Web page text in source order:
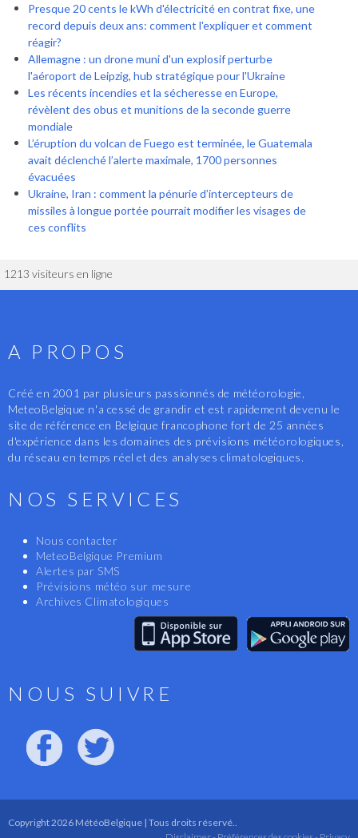
Presque 20 cents le kWh d'électricité en contrat fixe, une
record depuis deux ans: comment l'expliquer et comment
réagir?
Allemagne : un drone muni d'un explosif perturbe
l'aéroport de Leipzig, hub stratégique pour l'Ukraine
Les récents incendies et la sécheresse en Europe,
révèlent des obus et munitions de la seconde guerre
mondiale
L’éruption du volcan de Fuego est terminée, le Guatemala
avait déclenché l’alerte maximale, 1700 personnes
évacuées
Ukraine, Iran : comment la pénurie d’intercepteurs de
missiles à longue portée pourrait modifier les visages de
ces conflits
1213 visiteurs en ligne
A PROPOS
Créé en 2001 par plusieurs passionnés de météorologie,
MeteoBelgique n'a cessé de grandir et est rapidement devenu le
site de référence en Belgique francophone fort de 25 années
d'expérience dans les domaines des prévisions météorologiques,
du réseau en temps réel et des analyses climatologiques.
NOS SERVICES
Nous contacter
MeteoBelgique Premium
Alertes par SMS
Prévisions météo sur mesure
Archives Climatologiques
NOUS SUIVRE
Copyright 2026 MétéoBelgique | Tous droits réservé..